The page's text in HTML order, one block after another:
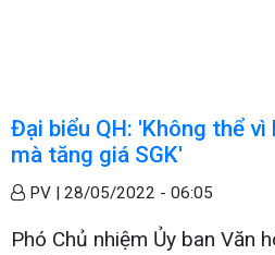
Đại biểu QH: 'Không thể
mà tăng giá SGK'
PV | 28/05/2022 - 06:05
Phó Chủ nhiệm Ủy ban Văn